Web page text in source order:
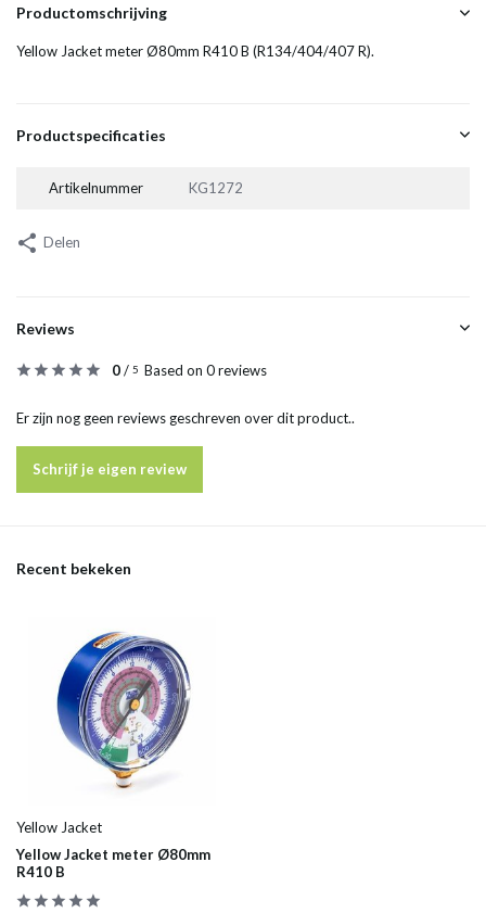
Productomschrijving
Yellow Jacket meter Ø80mm R410 B (R134/404/407 R).
Productspecificaties
Artikelnummer KG1272
Delen
Reviews
0/ 5 Based on 0 reviews
Er zijn nog geen reviews geschreven over dit product..
Schrijf je eigen review
Recent bekeken
Yellow Jacket
Yellow Jacket meter Ø80mm
R410 B